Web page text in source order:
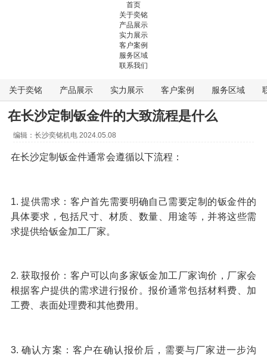
首页
关于奕铭
产品展示
实力展示
客户案例
服务区域
联系我们
关于奕铭 产品展示 实力展示 客户案例 服务区域
在长沙定制钣金件的大致流程是什么
编辑：长沙奕铭机电 2024.05.08
在长沙定制钣金件通常会遵循以下流程：
1. 提供需求：客户首先需要明确自己需要定制的钣金件的
具体要求，包括尺寸、材质、数量、用途等，并将这些需
求提供给钣金加工厂家。
2. 获取报价：客户可以向多家钣金加工厂家询价，厂家会
根据客户提供的需求进行报价。报价通常包括材料费、加
工费、表面处理费和其他费用。
3. 确认方案：客户在确认报价后，需要与厂家进一步沟